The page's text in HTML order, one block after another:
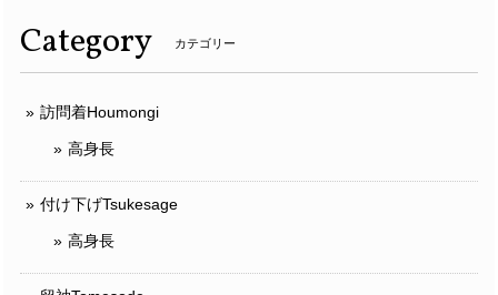
Category カテゴリー
訪問着Houmongi
高身長
付け下げTsukesage
高身長